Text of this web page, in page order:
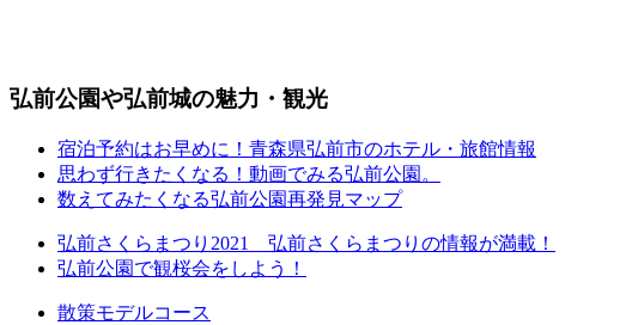
弘前公園や弘前城の魅力・観光
宿泊予約はお早めに！青森県弘前市のホテル・旅館情報
思わず行きたくなる！動画でみる弘前公園。
数えてみたくなる弘前公園再発見マップ
弘前さくらまつり2021 弘前さくらまつりの情報が満載！
弘前公園で観桜会をしよう！
散策モデルコース